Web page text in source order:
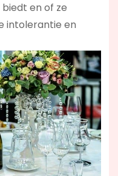
en of ze
intolerantie en